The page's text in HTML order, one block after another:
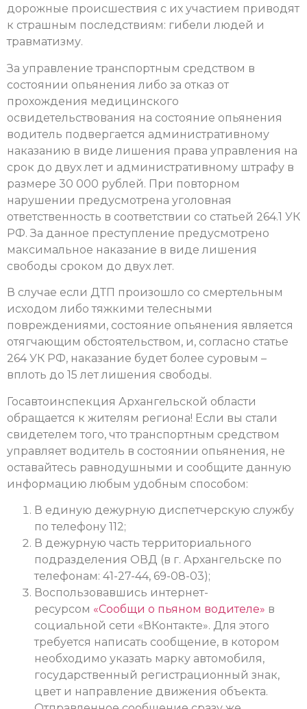
дорожные происшествия с их участием приводят
к страшным последствиям: гибели людей и
травматизму.
За управление транспортным средством в
состоянии опьянения либо за отказ от
прохождения медицинского
освидетельствования на состояние опьянения
водитель подвергается административному
наказанию в виде лишения права управления на
срок до двух лет и административному штрафу в
размере 30 000 рублей. При повторном
нарушении предусмотрена уголовная
ответственность в соответствии со статьей 264.1 УК
РФ. За данное преступление предусмотрено
максимальное наказание в виде лишения
свободы сроком до двух лет.
В случае если ДТП произошло со смертельным
исходом либо тяжкими телесными
повреждениями, состояние опьянения является
отягчающим обстоятельством, и, согласно статье
264 УК РФ, наказание будет более суровым –
вплоть до 15 лет лишения свободы.
Госавтоинспекция Архангельской области
обращается к жителям региона! Если вы стали
свидетелем того, что транспортным средством
управляет водитель в состоянии опьянения, не
оставайтесь равнодушными и сообщите данную
информацию любым удобным способом:
В единую дежурную диспетчерскую службу
по телефону 112;
В дежурную часть территориального
подразделения ОВД (в г. Архангельске по
телефонам: 41-27-44, 69-08-03);
Воспользовавшись интернет-
ресурсом «Сообщи о пьяном водителе» в
социальной сети «ВКонтакте». Для этого
требуется написать сообщение, в котором
необходимо указать марку автомобиля,
государственный регистрационный знак,
цвет и направление движения объекта.